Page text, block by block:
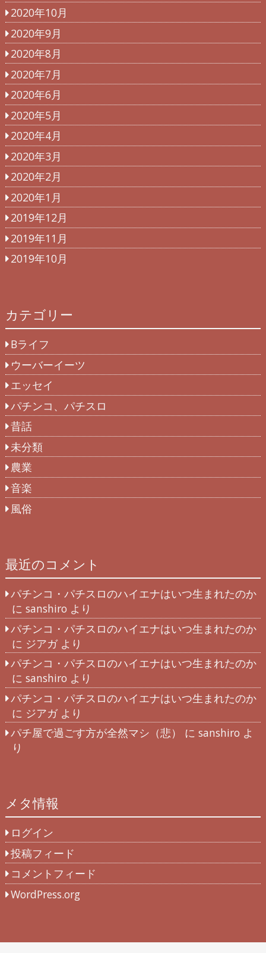
2020年10月
2020年9月
2020年8月
2020年7月
2020年6月
2020年5月
2020年4月
2020年3月
2020年2月
2020年1月
2019年12月
2019年11月
2019年10月
カテゴリー
Bライフ
ウーバーイーツ
エッセイ
パチンコ、パチスロ
昔話
未分類
農業
音楽
風俗
最近のコメント
パチンコ・パチスロのハイエナはいつ生まれたのか
に sanshiro より
パチンコ・パチスロのハイエナはいつ生まれたのか
に ジアガより
パチンコ・パチスロのハイエナはいつ生まれたのか
に sanshiro より
パチンコ・パチスロのハイエナはいつ生まれたのか
に ジアガより
パチ屋で過ごす方が全然マシ（悲）
にsanshiro よ
り
メタ情報
ログイン
投稿フィード
コメントフィード
WordPress.org